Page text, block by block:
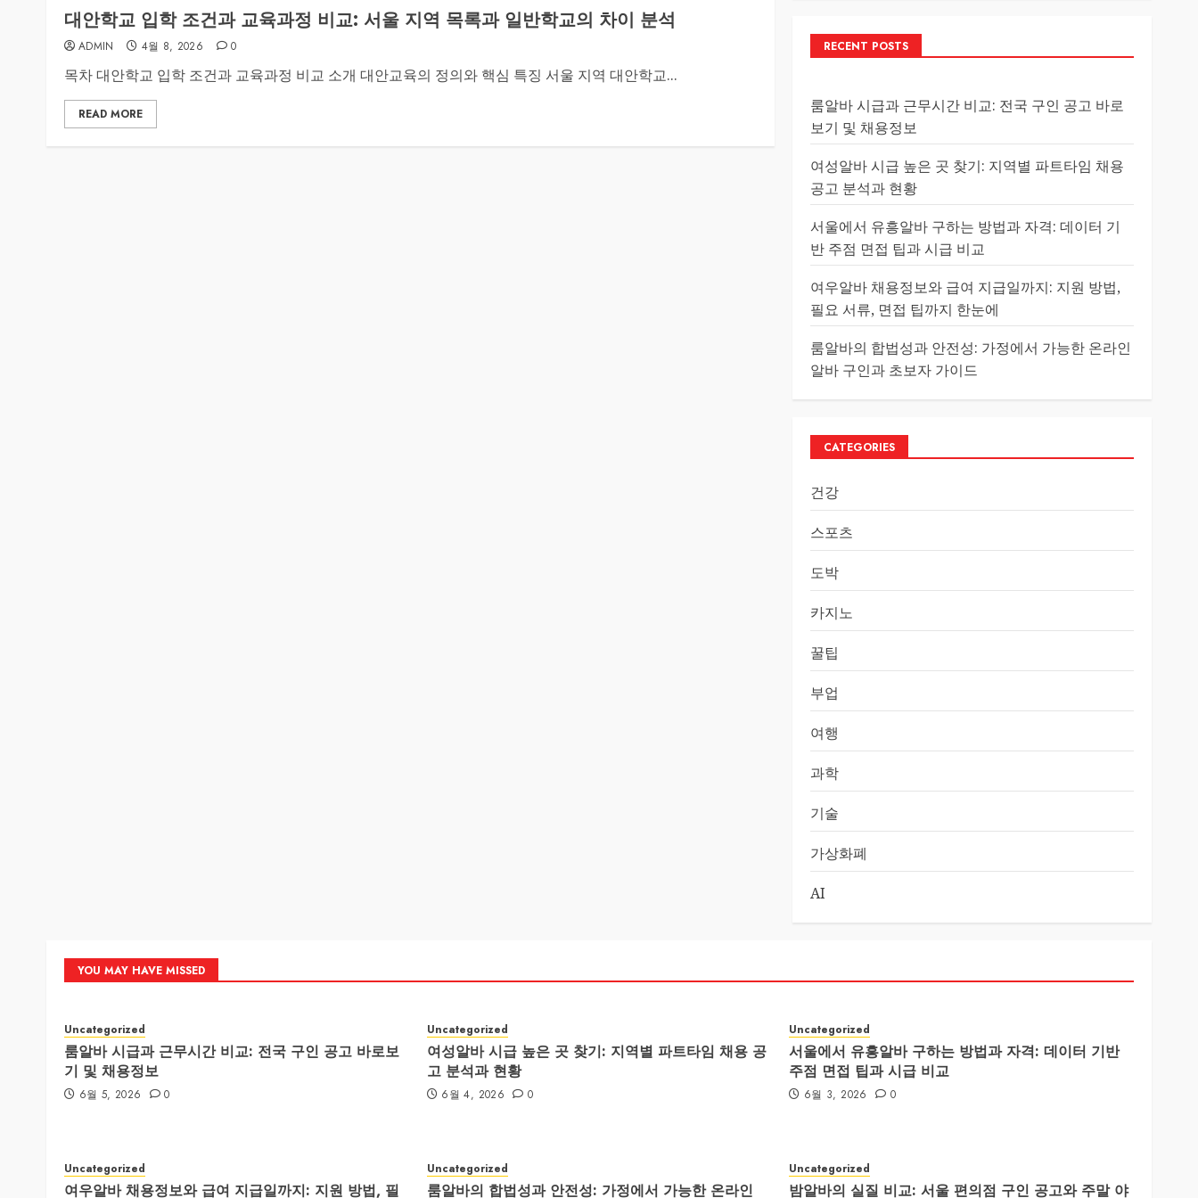
대안학교 입학 조건과 교육과정 비교: 서울 지역 목록과 일반학교의 차이 분석
ADMIN 4월 8, 2026 0
목차 대안학교 입학 조건과 교육과정 비교 소개 대안교육의 정의와 핵심 특징 서울 지역 대안학교...
READ MORE
RECENT POSTS
룸알바 시급과 근무시간 비교: 전국 구인 공고 바로
보기 및 채용정보
여성알바 시급 높은 곳 찾기: 지역별 파트타임 채용
공고 분석과 현황
서울에서 유흥알바 구하는 방법과 자격: 데이터 기
반 주점 면접 팁과 시급 비교
여우알바 채용정보와 급여 지급일까지: 지원 방법,
필요 서류, 면접 팁까지 한눈에
룸알바의 합법성과 안전성: 가정에서 가능한 온라인
알바 구인과 초보자 가이드
CATEGORIES
건강
스포츠
도박
카지노
꿀팁
부업
여행
과학
기술
가상화폐
AI
YOU MAY HAVE MISSED
Uncategorized
룸알바 시급과 근무시간 비교: 전국 구인 공고 바로보
기 및 채용정보
6월 5, 2026 0
Uncategorized
여성알바 시급 높은 곳 찾기: 지역별 파트타임 채용 공
고 분석과 현황
6월 4, 2026 0
Uncategorized
서울에서 유흥알바 구하는 방법과 자격: 데이터 기반
주점 면접 팁과 시급 비교
6월 3, 2026 0
Uncategorized
여우알바 채용정보와 급여 지급일까지: 지원 방법, 필
Uncategorized
룸알바의 합법성과 안전성: 가정에서 가능한 온라인
Uncategorized
밤알바의 실질 비교: 서울 편의점 구인 공고와 주말 야